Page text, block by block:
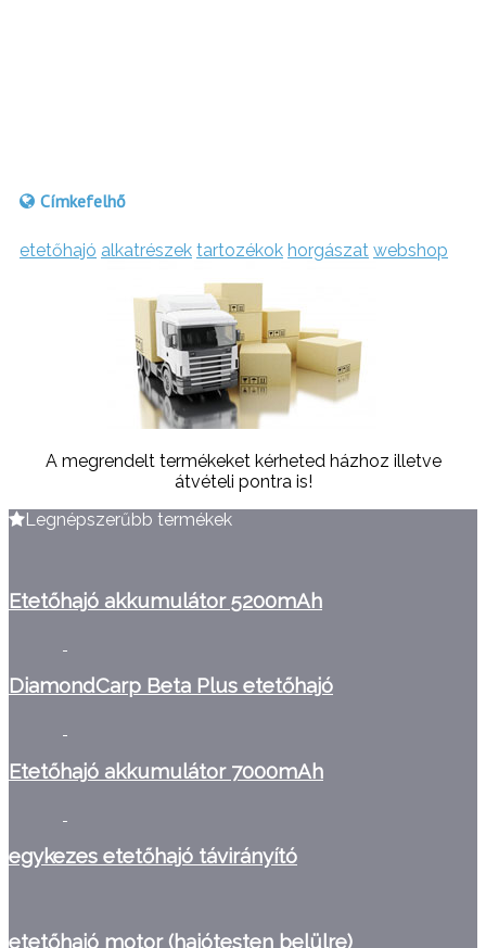
Címkefelhő
etetőhajó alkatrészek tartozékok horgászat webshop
A megrendelt termékeket kérheted házhoz illetve
átvételi pontra is!
Legnépszerűbb termékek
Etetőhajó akkumulátor 5200mAh
DiamondCarp Beta Plus etetőhajó
Etetőhajó akkumulátor 7000mAh
egykezes etetőhajó távirányító
etetőhajó motor (hajótesten belülre)